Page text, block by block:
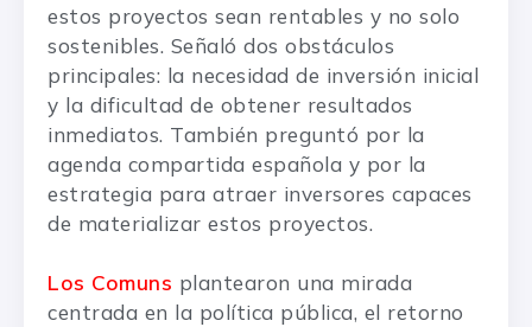
estos proyectos sean rentables y no solo
sostenibles. Señaló dos obstáculos
principales: la necesidad de inversión inicial
y la dificultad de obtener resultados
inmediatos. También preguntó por la
agenda compartida española y por la
estrategia para atraer inversores capaces
de materializar estos proyectos.
Los Comuns plantearon una mirada
centrada en la política pública, el retorno